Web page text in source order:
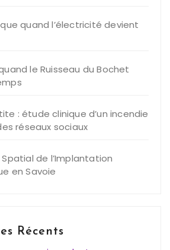
quand l’électricité devient
le Ruisseau du Bochet
: étude clinique d’un incendie
réseaux sociaux
de l’Implantation
en Savoie
Récents